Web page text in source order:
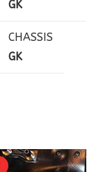
GK
CHASSIS
GK